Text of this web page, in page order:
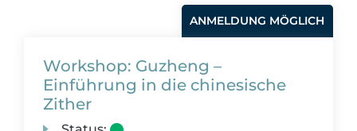
ANMELDUNG MÖGLICH
Workshop: Guzheng –
Einführung in die chinesische
Zither